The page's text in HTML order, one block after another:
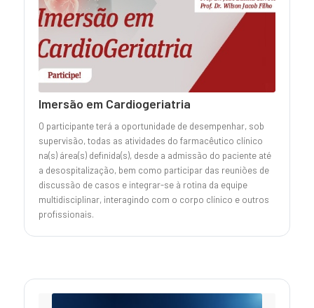
Imersão em Cardiogeriatria
O participante terá a oportunidade de desempenhar, sob
supervisão, todas as atividades do farmacêutico clínico
na(s) área(s) definida(s), desde a admissão do paciente até
a desospitalização, bem como participar das reuniões de
discussão de casos e integrar-se à rotina da equipe
multidisciplinar, interagindo com o corpo clínico e outros
profissionais.